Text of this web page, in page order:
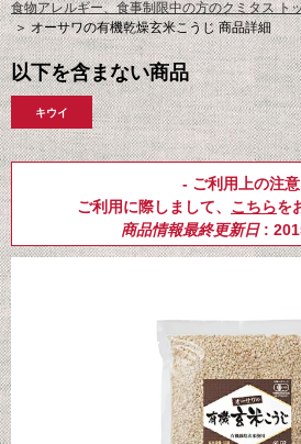
食物アレルギー、食事制限中の方のクミタス ト
＞オーサワの有機乾燥玄米こうじ 商品詳細
以下を含まない商品
キウイ
- ご利用上の注
ご利用に際しまして、 こちらを
商品情報最終更新日: